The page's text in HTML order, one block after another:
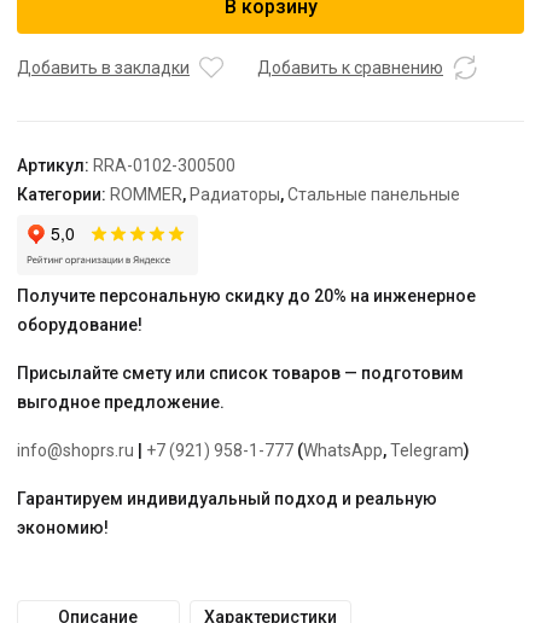
внутренний
22,
33
типы,
высоты
300,
500
шт.)
В корзину
Добавить в закладки Добавить к сравнению
Артикул: RRA-0102-300500
Категории: ROMMER, Радиаторы,Стальные панельные
Получите персональную скидку до 20% на инженерное
оборудование!
Присылайте смету или список товаров — подготовим
выгодное предложение.
info@shoprs.ru +7 (921) 958-1-777 (WhatsApp,Telegram)
Гарантируем индивидуальный подход и реальную
экономию!
Описание Характеристики